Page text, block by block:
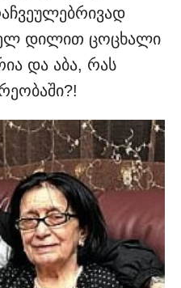
დილით ცოცხალი
და აბა, რას